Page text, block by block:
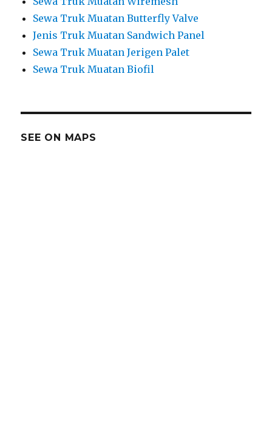
Sewa Truk Muatan Butterfly Valve
Jenis Truk Muatan Sandwich Panel
Sewa Truk Muatan Jerigen Palet
Sewa Truk Muatan Biofil
SEE ON MAPS